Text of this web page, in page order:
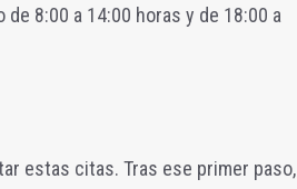
8:00 a 14:00 horas y de 18:00 a
estas citas. Tras ese primer paso,